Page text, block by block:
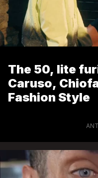
The 50, lite
Caruso,
Fashion Style